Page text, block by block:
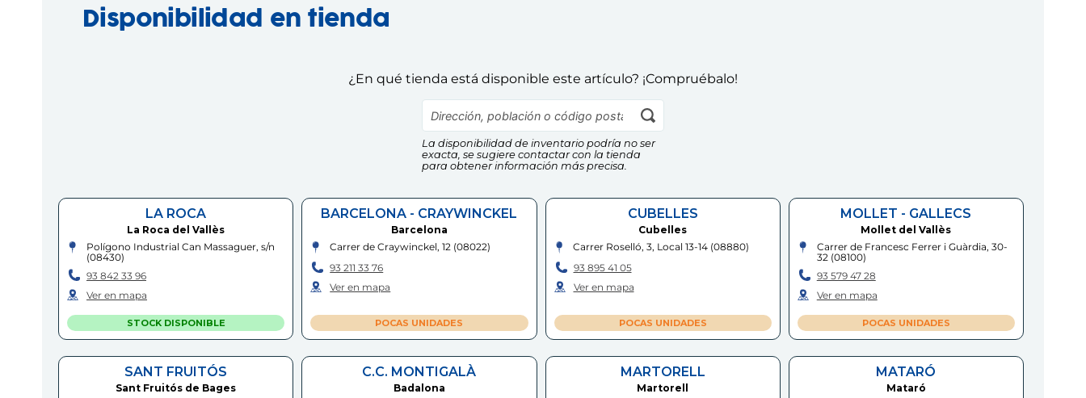
Disponibilidad en tienda
¿En qué tienda está disponible este artículo? ¡Compruébalo!
La disponibilidad de inventario podría no ser
exacta, se sugiere contactar con la tienda
para obtener información más precisa.
LA ROCA
La Roca del Vallès
Polígono Industrial Can Massaguer, s/n
(08430)
93 842 33 96
Ver en mapa
STOCK DISPONIBLE
BARCELONA - CRAYWINCKEL
Barcelona
Carrer de Craywinckel, 12 (08022)
93 211 33 76
Ver en mapa
POCAS UNIDADES
CUBELLES
Cubelles
Carrer Roselló, 3, Local 13-14 (08880)
93 895 41 05
Ver en mapa
POCAS UNIDADES
MOLLET - GALLECS
Mollet del Vallès
Carrer de Francesc Ferrer i Guàrdia, 30-
32(08100)
93 579 47 28
Ver en mapa
POCAS UNIDADES
SANT FRUITÓS
Sant Fruitós de Bages
C.C. MONTIGALÀ
Badalona
MARTORELL
Martorell
MATARÓ
Mataró